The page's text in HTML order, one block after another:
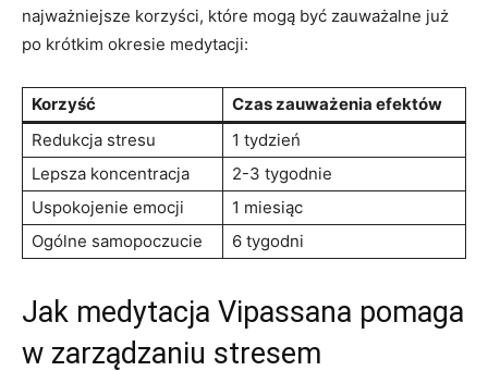
najważniejsze korzyści, które mogą być zauważalne już
po krótkim okresie medytacji:
Korzyść
Czas ⁤zauważenia efektów
Redukcja‍ stresu
1 tydzień
Lepsza koncentracja
2-3 ⁤tygodnie
Uspokojenie emocji
1 miesiąc
Ogólne samopoczucie
6⁤ tygodni
Jak medytacja Vipassana pomaga
w ‍zarządzaniu stresem